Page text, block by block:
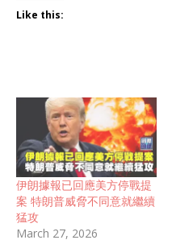
Like this:
伊朗據報已回應美方停戰提
案 特朗普威脅不同意就繼續
猛攻
March 27, 2026